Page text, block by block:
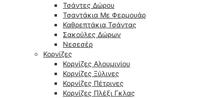
Τσάντες Δώρου
Τσαντάκια Με Φερμουάρ
Καθρεπτάκια Τσάντας
Σακούλες Δώρων
Νεσεσέρ
Κορνίζες
Κορνίζες Αλουμινίου
Κορνίζες Ξύλινες
Κορνίζες Πέτρινες
Κορνίζες Πλέξι Γκλας